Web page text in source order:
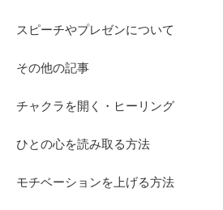
スピーチやプレゼンについて
その他の記事
チャクラを開く・ヒーリング
ひとの心を読み取る方法
モチベーションを上げる方法